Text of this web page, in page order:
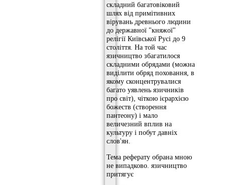
складний багатовіковий
шлях від примітивних
вірувань древнього людини
до державної "княжої"
релігії Київської Русі до 9
століття. На той час
язичництво збагатилося
складними обрядами (можна
виділити обряд поховання, в
якому сконцентрувалися
багато уявлень язичників
про світ), чіткою ієрархією
божеств (створення
пантеону) і мало
величезний вплив на
культуру і побут давніх
слов'ян.
Тема реферату обрана мною
не випадково. язичництво
притягує